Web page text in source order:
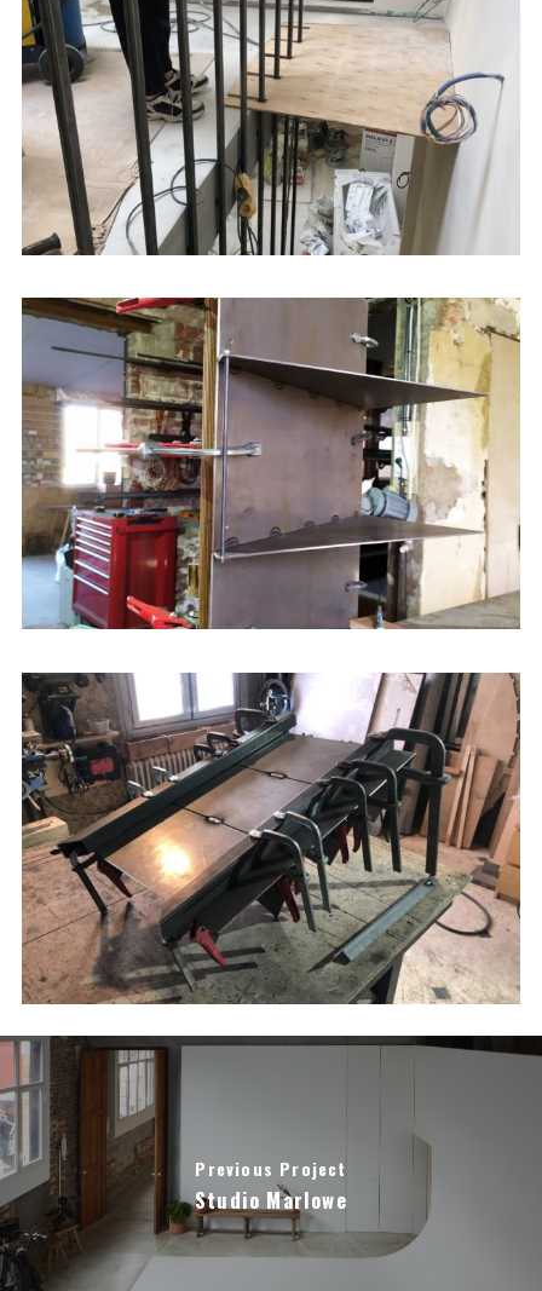
Previous Project
Studio Marlowe